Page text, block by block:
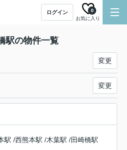
ログイン
お気に入り
0
駅の物件一覧
変更
変更
駅 /西熊本駅 /木葉駅 /田崎橋駅